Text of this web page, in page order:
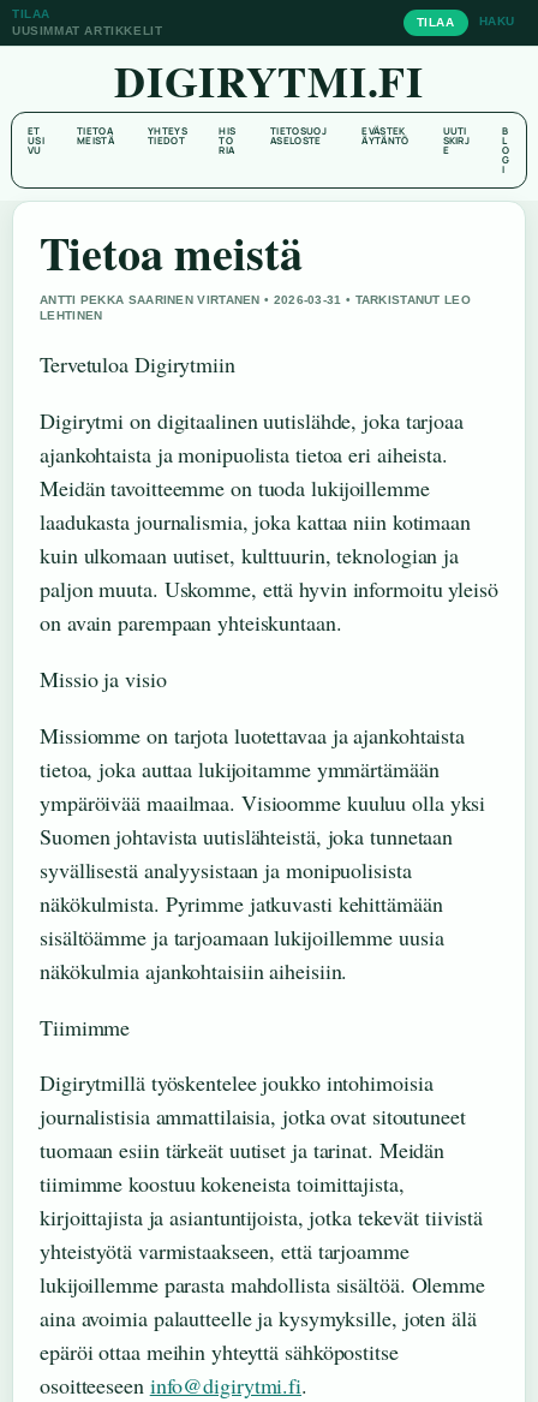
TILAA
UUSIMMAT ARTIKKELIT
TILAA HAKU
DIGIRYTMI.FI
ET
USI
VU
TIETOA
MEISTÄ
YHTEYS
TIEDOT
HIS
TO
RIA
TIETOSUOJ
ASELOSTE
EVÄSTEK
ÄYTÄNTÖ
UUTI
SKIRJ
E
B
L
O
G
I
Tietoa meistä
ANTTI PEKKA SAARINEN VIRTANEN • 2026-03-31 • TARKISTANUT LEO
LEHTINEN
Tervetuloa Digirytmiin
Digirytmi on digitaalinen uutislähde, joka tarjoaa
ajankohtaista ja monipuolista tietoa eri aiheista.
Meidän tavoitteemme on tuoda lukijoillemme
laadukasta journalismia, joka kattaa niin kotimaan
kuin ulkomaan uutiset, kulttuurin, teknologian ja
paljon muuta. Uskomme, että hyvin informoitu yleisö
on avain parempaan yhteiskuntaan.
Missio ja visio
Missiomme on tarjota luotettavaa ja ajankohtaista
tietoa, joka auttaa lukijoitamme ymmärtämään
ympäröivää maailmaa. Visioomme kuuluu olla yksi
Suomen johtavista uutislähteistä, joka tunnetaan
syvällisestä analyysistaan ja monipuolisista
näkökulmista. Pyrimme jatkuvasti kehittämään
sisältöämme ja tarjoamaan lukijoillemme uusia
näkökulmia ajankohtaisiin aiheisiin.
Tiimimme
Digirytmillä työskentelee joukko intohimoisia
journalistisia ammattilaisia, jotka ovat sitoutuneet
tuomaan esiin tärkeät uutiset ja tarinat. Meidän
tiimimme koostuu kokeneista toimittajista,
kirjoittajista ja asiantuntijoista, jotka tekevät tiivistä
yhteistyötä varmistaakseen, että tarjoamme
lukijoillemme parasta mahdollista sisältöä. Olemme
aina avoimia palautteelle ja kysymyksille, joten älä
epäröi ottaa meihin yhteyttä sähköpostitse
osoitteeseen info@digirytmi.fi.